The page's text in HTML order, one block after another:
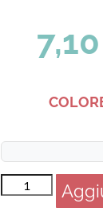
7,10